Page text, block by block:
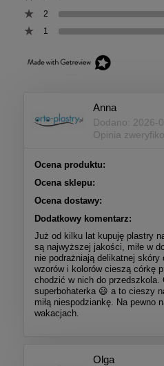
2
1
Anna
Dodano: 2026-
Opinia
Ocena produktu:
Ocena sklepu:
Ocena dostawy:
Dodatkowy komentarz:
Już od kilku lat kupuję plastry
są najwyższej jakości, miłe w
nie podrażniają delikatnej
wzorów i kolorów cieszą córkę
chodzić w nich do przedszkola.
superbohaterka 😃 a to cieszy
miłą niespodziankę. Na pewno
wakacjach.
Olga